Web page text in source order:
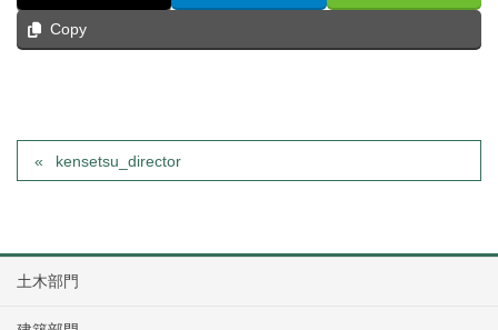
Copy
kensetsu_director
土木部門